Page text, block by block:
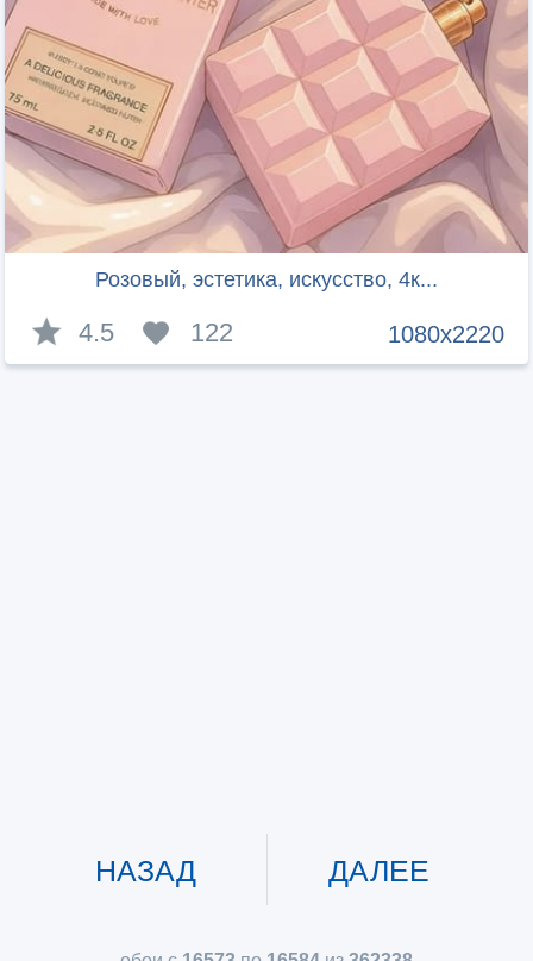
Розовый, эстетика, искусство, 4к...
1080x2220
4.5 122
НАЗАД ДАЛЕЕ